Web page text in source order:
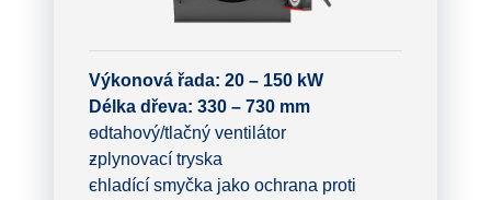
Výkonová řada: 20 – 150 kW
Délka dřeva: 330 – 730 mm
odtahový/tlačný ventilátor
zplynovací tryska
chladící smyčka jako ochrana proti